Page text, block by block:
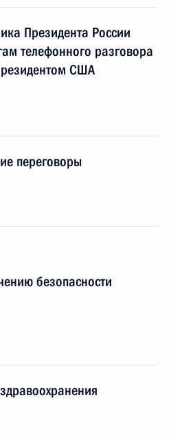
Президента России
телефонного разговора
США
переговоры
безопасности